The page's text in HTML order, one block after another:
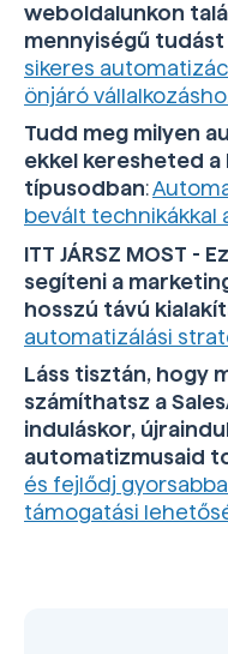
weboldalunkon
mennyiségű
sikeres
önjáró
Tudd meg milyen
ekkel keresheted
típusodban:
bevált technikákkal
ITT JÁRSZ MOST -
segíteni a
hosszú távú
automatizálási
Láss tisztán, hogy
számíthatsz a
induláskor,
automatizmusaid
és fejlődj
támogatási